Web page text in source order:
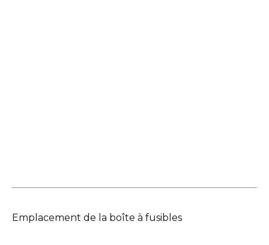
Emplacement de la boîte à fusibles